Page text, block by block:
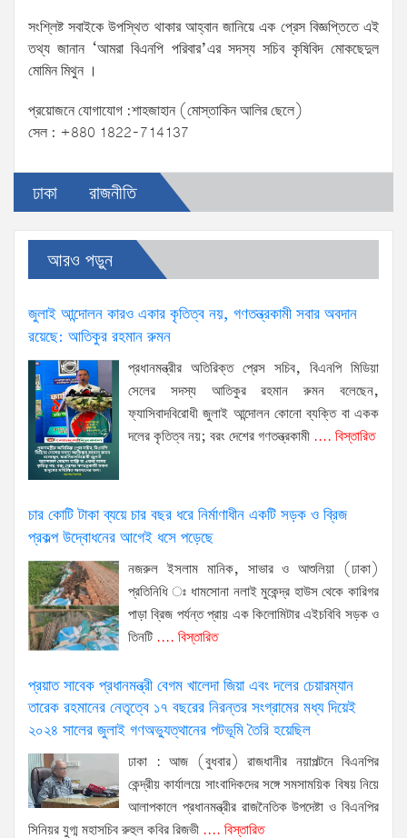
সংশ্লিষ্ট সবাইকে উপস্থিত থাকার আহ্বান জানিয়ে এক প্রেস বিজ্ঞপ্তিতে এই
তথ্য জানান ‘আমরা বিএনপি পরিবার’এর সদস্য সচিব কৃষিবিদ মোকছেদুল
মোমিন মিথুন ।
প্রয়োজনে যোগাযোগ :শাহজাহান (মোস্তাকিন আলির ছেলে)
সেল : +880 1822-714137
ঢাকা রাজনীতি
আরও পড়ুন
জুলাই আন্দোলন কারও একার কৃতিত্ব নয়, গণতন্ত্রকামী সবার অবদান
রয়েছে: আতিকুর রহমান রুমন
প্রধানমন্ত্রীর অতিরিক্ত প্রেস সচিব, বিএনপি মিডিয়া
সেলের সদস্য আতিকুর রহমান রুমন বলেছেন,
ফ্যাসিবাদবিরোধী জুলাই আন্দোলন কোনো ব্যক্তি বা একক
দলের কৃতিত্ব নয়; বরং দেশের গণতন্ত্রকামী .... বিস্তারিত
চার কোটি টাকা ব্যয়ে চার বছর ধরে নির্মাণাধীন একটি সড়ক ও ব্রিজ
প্রকল্প উদ্বোধনের আগেই ধসে পড়েছে
নজরুল ইসলাম মানিক, সাভার ও আশুলিয়া (ঢাকা)
প্রতিনিধি ঃ ধামসোনা নলাই মুকেন্দ্র হাউস থেকে কারিগর
পাড়া ব্রিজ পর্যন্ত প্রায় এক কিলোমিটার এইচবিবি সড়ক ও
তিনটি .... বিস্তারিত
প্রয়াত সাবেক প্রধানমন্ত্রী বেগম খালেদা জিয়া এবং দলের চেয়ারম্যান
তারেক রহমানের নেতৃত্বে ১৭ বছরের নিরন্তর সংগ্রামের মধ্য দিয়েই
২০২৪ সালের জুলাই গণঅভ্যুত্থানের পটভূমি তৈরি হয়েছিল
ঢাকা : আজ (বুধবার) রাজধানীর নয়াপল্টনে বিএনপির
কেন্দ্রীয় কার্যালয়ে সাংবাদিকদের সঙ্গে সমসাময়িক বিষয় নিয়ে
আলাপকালে প্রধানমন্ত্রীর রাজনৈতিক উপদেষ্টা ও বিএনপির
সিনিয়র যুগ্ম মহাসচিব রুহুল কবির রিজভী .... বিস্তারিত